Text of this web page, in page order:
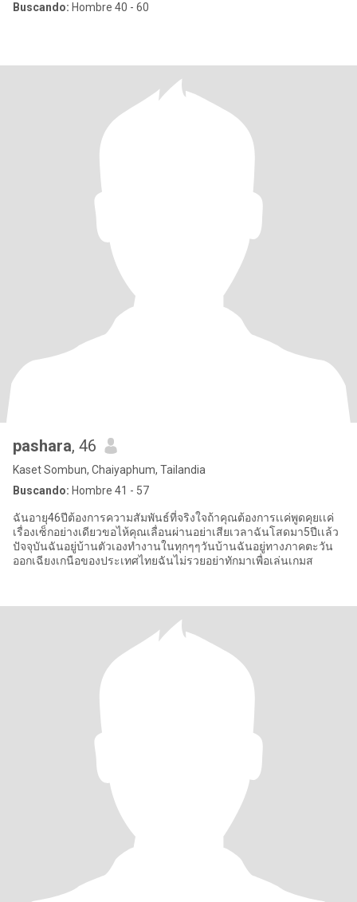
Buscando: Hombre 40 - 60
pashara, 46
Kaset Sombun, Chaiyaphum, Tailandia
Buscando: Hombre 41 - 57
ฉันอายุ46ปีต้องการความสัมพันธ์ที่จริงใจถ้าคุณต้องการเเค่พูดคุยเเค่
เรื่องเซ็กอย่างเดียวขอไห้คุณเลื่อนผ่านอย่าเสียเวลาฉันโสดมา5ปีเเล้ว
ปัจจุบันฉันอยู่บ้านตัวเองทำงานในทุกๆๆวันบ้านฉันอยู่ทางภาคตะวัน
ออกเฉียงเกนือของประเทศไทยฉันไม่รวยอย่าทักมาเพื่อเล่นเกมส